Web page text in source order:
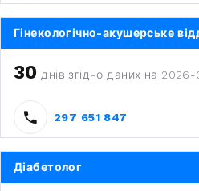
Гінекологічно-акушерське
30 днів згідно даних на 2026-
297 651 847
Діабетолог